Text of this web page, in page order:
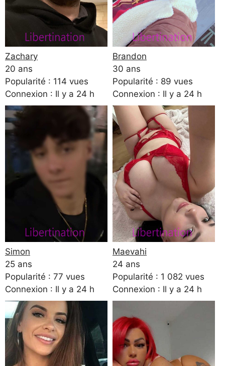
Zachary
20 ans
Popularité : 114 vues
Connexion : Il y a 24 h
Brandon
30 ans
Popularité : 89 vues
Connexion : Il y a 24 h
Simon
25 ans
Popularité : 77 vues
Connexion : Il y a 24 h
Maevahi
24 ans
Popularité : 1 082 vues
Connexion : Il y a 24 h